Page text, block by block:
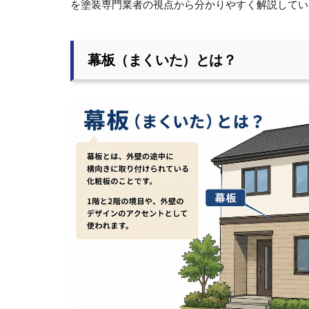
を塗装専門業者の視点から分かりやすく解説して
幕板（まくいた）とは？